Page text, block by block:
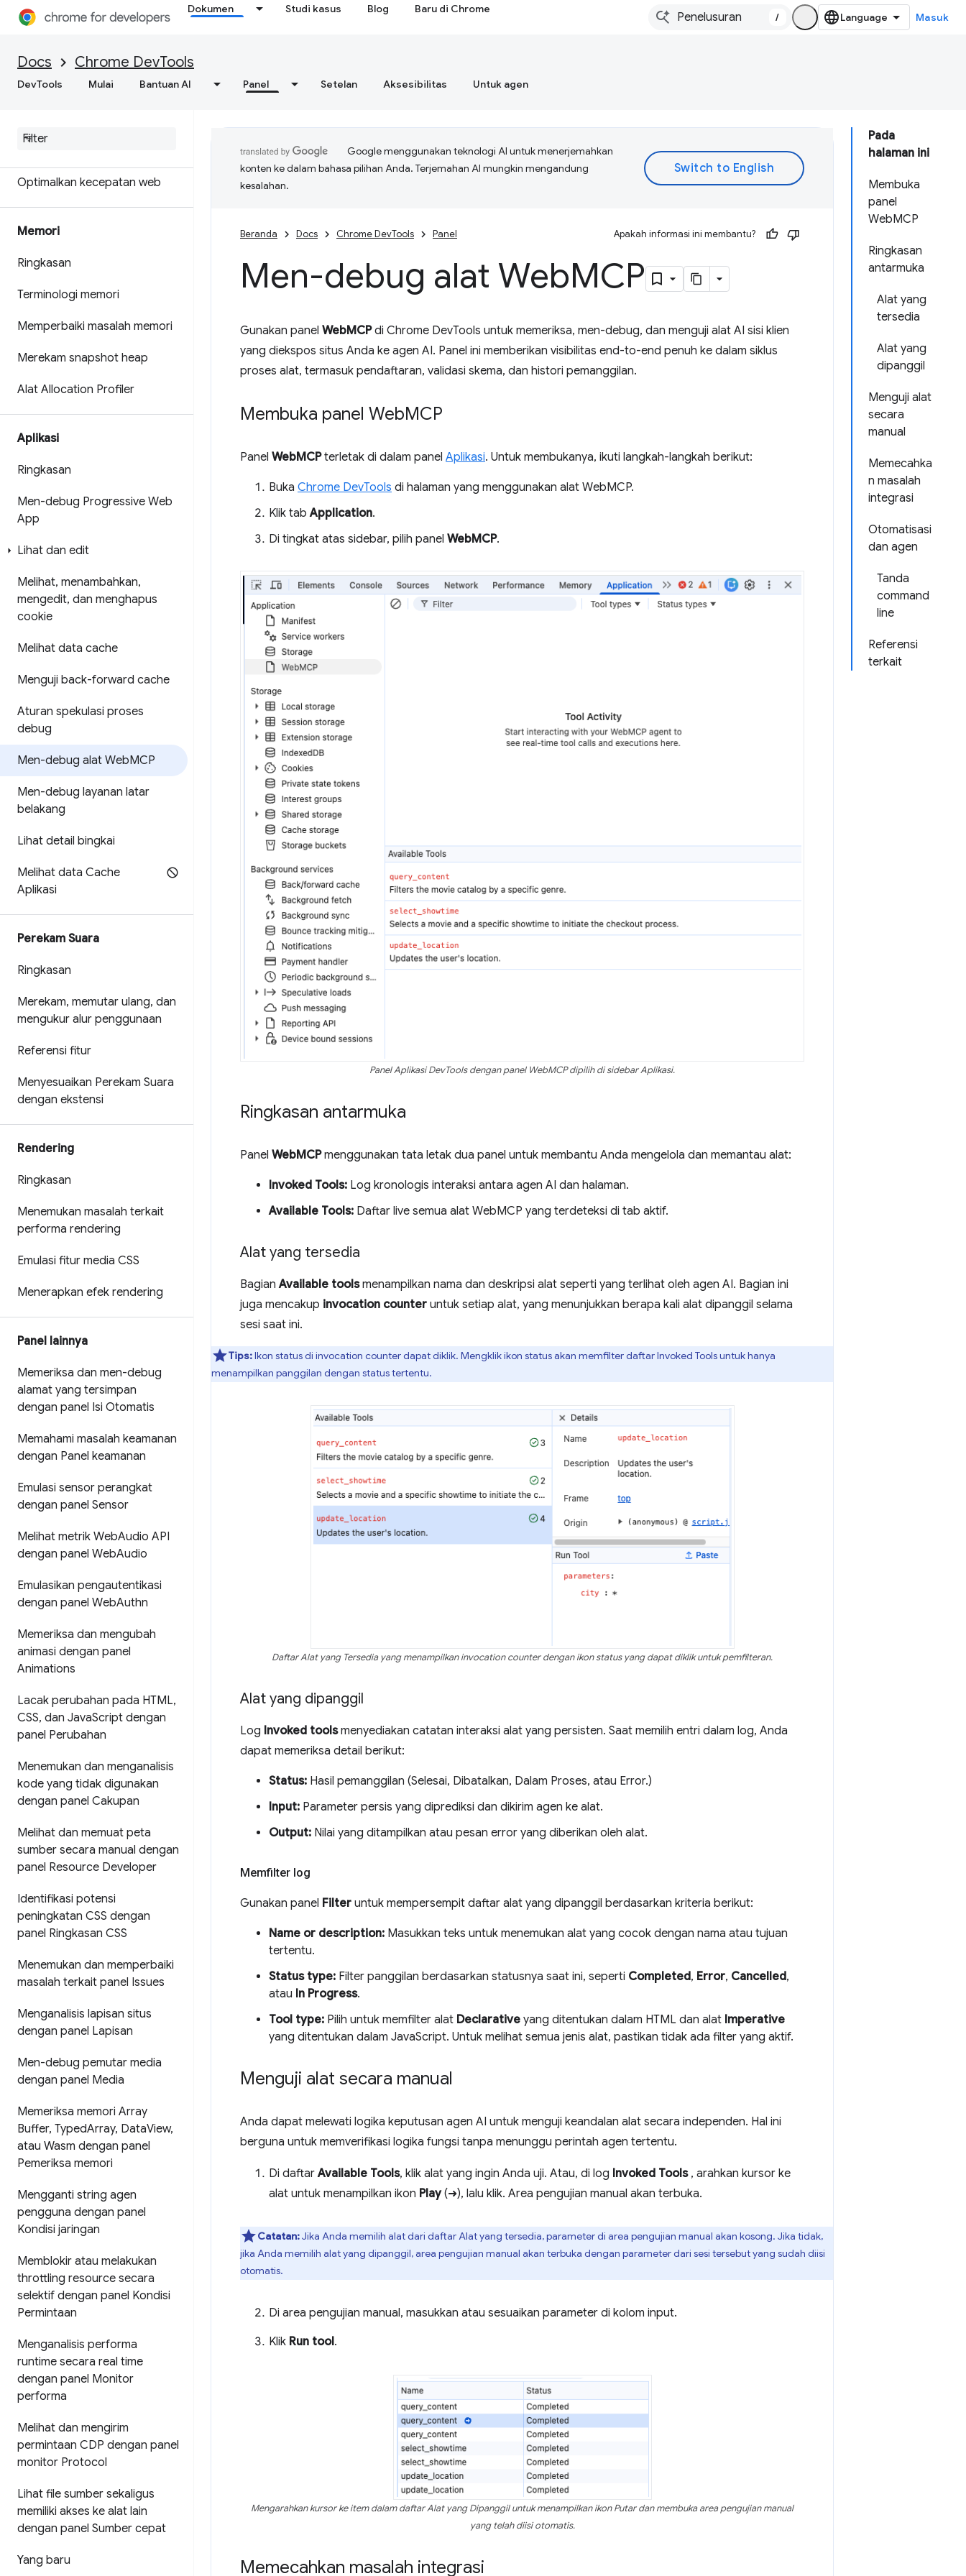
Dokumen Studi kasus Blog Baru di Chrome
/ Masuk
Docs Chrome DevTools
DevTools Mulai Bantuan AI Panel Setelan Aksesibilitas Untuk agen
Dapatkan hasil analisis yang
performa situs Anda
Menyimpan rekaman aktivitas
Optimalkan kecepatan web
Memori
Ringkasan
Terminologi memori
Memperbaiki masalah memori
Merekam snapshot heap
Alat Allocation Profiler
Aplikasi
Ringkasan
Men-debug Progressive Web
App
Lihat dan edit
Melihat, menambahkan,
mengedit, dan menghapus
cookie
Melihat data cache
Menguji back-forward cache
Aturan spekulasi proses
debug
Men-debug alat WebMCP
Men-debug layanan latar
belakang
Lihat detail bingkai
Melihat data Cache
Aplikasi
Perekam Suara
Ringkasan
Merekam, memutar ulang, dan
mengukur alur penggunaan
Referensi fitur
Menyesuaikan Perekam Suara
dengan ekstensi
Rendering
Ringkasan
Menemukan masalah terkait
performa rendering
Emulasi fitur media CSS
Menerapkan efek rendering
Panel lainnya
Memeriksa dan men-debug
alamat yang tersimpan
dengan panel Isi Otomatis
Memahami masalah keamanan
dengan Panel keamanan
Emulasi sensor perangkat
dengan panel Sensor
Melihat metrik WebAudio API
dengan panel WebAudio
Emulasikan pengautentikasi
dengan panel WebAuthn
Memeriksa dan mengubah
animasi dengan panel
Animations
Lacak perubahan pada HTML,
CSS, dan JavaScript dengan
panel Perubahan
Menemukan dan menganalisis
kode yang tidak digunakan
dengan panel Cakupan
Melihat dan memuat peta
sumber secara manual dengan
panel Resource Developer
Identifikasi potensi
peningkatan CSS dengan
panel Ringkasan CSS
Menemukan dan memperbaiki
masalah terkait panel Issues
Menganalisis lapisan situs
dengan panel Lapisan
Men-debug pemutar media
dengan panel Media
Memeriksa memori Array
Buffer, TypedArray, DataView,
atau Wasm dengan panel
Pemeriksa memori
Mengganti string agen
pengguna dengan panel
Kondisi jaringan
Memblokir atau melakukan
throttling resource secara
selektif dengan panel Kondisi
Permintaan
Menganalisis performa
runtime secara real time
dengan panel Monitor
performa
Melihat dan mengirim
permintaan CDP dengan panel
monitor Protocol
Lihat file sumber sekaligus
memiliki akses ke alat lain
dengan panel Sumber cepat
Yang baru
Pada
halaman ini
Membuka
panel
WebMCP
Ringkasan
antarmuka
Alat yang
tersedia
Alat yang
dipanggil
Menguji alat
secara
manual
Memecahka
n masalah
integrasi
Otomatisasi
dan agen
Tanda
command
line
Referensi
terkait
Google menggunakan teknologi AI untuk menerjemahkan
konten ke dalam bahasa pilihan Anda. Terjemahan AI mungkin mengandung
kesalahan.
Beranda Docs Chrome DevTools Panel Apakah informasi ini membantu?
Men-debug alat WebMCP
Gunakan panel WebMCPdi Chrome DevTools untuk memeriksa, men-debug, dan menguji alat AI sisi klien
yang diekspos situs Anda ke agen AI. Panel ini memberikan visibilitas end-to-end penuh ke dalam siklus
proses alat, termasuk pendaftaran, validasi skema, dan histori pemanggilan.
Membuka panel WebMCP
Panel WebMCPterletak di dalam panel Aplikasi. Untuk membukanya, ikuti langkah-langkah berikut:
Buka Chrome DevTools di halaman yang menggunakan alat WebMCP.
Klik tabApplication.
Di tingkat atas sidebar, pilih panel WebMCP.
Panel Aplikasi DevTools dengan panel WebMCP dipilih di sidebar Aplikasi.
Ringkasan antarmuka
Panel WebMCPmenggunakan tata letak dua panel untuk membantu Anda mengelola dan memantau alat:
Invoked Tools: Log kronologis interaksi antara agen AI dan halaman.
Available Tools: Daftar live semua alat WebMCP yang terdeteksi di tab aktif.
Alat yang tersedia
BagianAvailable toolsmenampilkan nama dan deskripsi alat seperti yang terlihat oleh agen AI. Bagian ini
juga mencakup invocation counter untuk setiap alat, yang menunjukkan berapa kali alat dipanggil selama
sesi saat ini.
Tips:Ikon status di invocation counter dapat diklik. Mengklik ikon status akan memfilter daftar Invoked Tools untuk hanya
menampilkan panggilan dengan status tertentu.
Daftar Alat yang Tersedia yang menampilkan invocation counter dengan ikon status yang dapat diklik untuk pemfilteran.
Alat yang dipanggil
Log Invoked toolsmenyediakan catatan interaksi alat yang persisten. Saat memilih entri dalam log, Anda
dapat memeriksa detail berikut:
Status: Hasil pemanggilan (Selesai, Dibatalkan, Dalam Proses, atau Error.)
Input: Parameter persis yang diprediksi dan dikirim agen ke alat.
Output: Nilai yang ditampilkan atau pesan error yang diberikan oleh alat.
Memfilter log
Gunakan panel Filter untuk mempersempit daftar alat yang dipanggil berdasarkan kriteria berikut:
Name or description: Masukkan teks untuk menemukan alat yang cocok dengan nama atau tujuan
tertentu.
Status type: Filter panggilan berdasarkan statusnya saat ini, seperti Completed, Error, Cancelled,
atau In Progress.
Tool type: Pilih untuk memfilter alat Declarative yang ditentukan dalam HTML dan alat Imperative
yang ditentukan dalam JavaScript. Untuk melihat semua jenis alat, pastikan tidak ada filter yang aktif.
Menguji alat secara manual
Anda dapat melewati logika keputusan agen AI untuk menguji keandalan alat secara independen. Hal ini
berguna untuk memverifikasi logika fungsi tanpa menunggu perintah agen tertentu.
Di daftarAvailable Tools, klik alat yang ingin Anda uji. Atau, di log Invoked Tools, arahkan kursor ke
alat untuk menampilkan ikon Play(➜), lalu klik. Area pengujian manual akan terbuka.
Catatan:Jika Anda memilih alat dari daftar Alat yang tersedia, parameter di area pengujian manual akan kosong. Jika tidak,
jika Anda memilih alat yang dipanggil, area pengujian manual akan terbuka dengan parameter dari sesi tersebut yang sudah diisi
otomatis.
Di area pengujian manual, masukkan atau sesuaikan parameter di kolom input.
Klik Run tool.
Mengarahkan kursor ke item dalam daftar Alat yang Dipanggil untuk menampilkan ikon Putar dan membuka area pengujian manual
yang telah diisi otomatis.
Memecahkan masalah integrasi